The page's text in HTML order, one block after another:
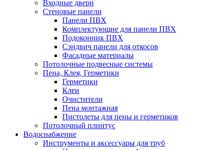
Входные двери
Стеновые панели
Панели ПВХ
Комплектующие для панели ПВХ
Подоконник ПВХ
Сэндвич панели для откосов
Фасадные материалы
Потолочные подвесные системы
Пена, Клея, Герметики
Герметики
Клеи
Очистители
Пена монтажная
Пистолеты для пены и герметиков
Потолочный плинтус
Водоснабжение
Инструменты и аксессуары для труб